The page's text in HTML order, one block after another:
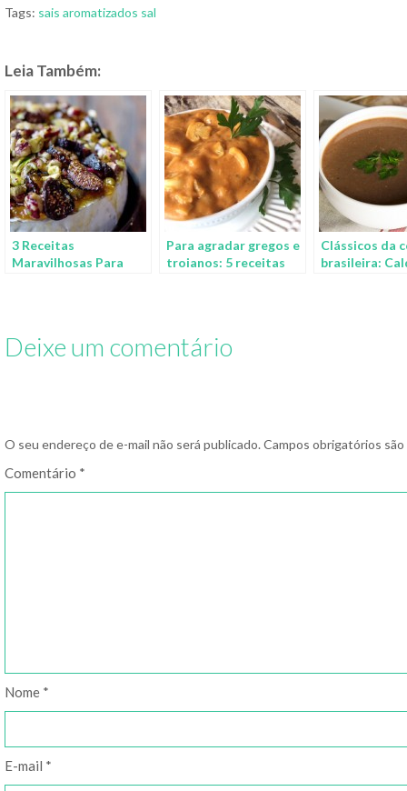
Tags: sais aromatizados sal
Leia Também:
3 Receitas
Maravilhosas Para
Para agradar gregos e
troianos: 5 receitas
Clássicos da
brasileira:
Deixe um comentário
O seu endereço de e-mail não será publicado. Campos obrigatórios
Comentário *
Nome *
E-mail *